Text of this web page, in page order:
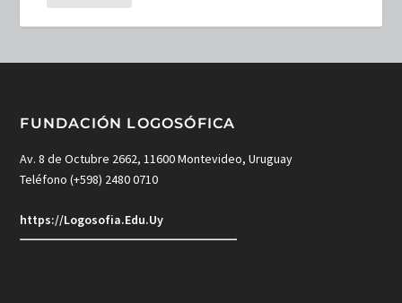
FUNDACIÓN LOGOSÓFICA
Av. 8 de Octubre 2662, 11600 Montevideo, Uruguay
Teléfono (+598) 2480 0710
https://Logosofia.Edu.Uy